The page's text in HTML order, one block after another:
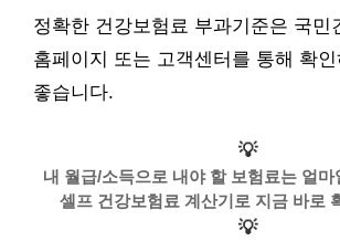
정확한 건강보험료 부과기준은 국민
홈페이지 또는 고객센터를 통해 확
좋습니다.
💡
내 월급/소득으로 내야 할 보험료는 얼
셀프 건강보험료 계산기로 지금 바로
💡